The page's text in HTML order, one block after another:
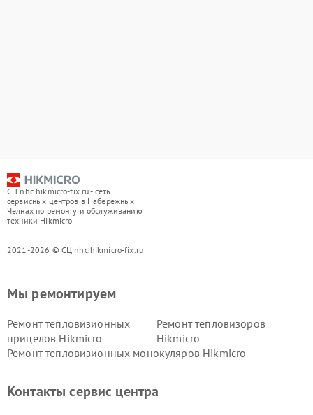
СЦ nhc.hikmicro-fix.ru - сеть
сервисных центров в Набережных
Челнах по ремонту и обслуживанию
техники Hikmicro
2021-2026 © СЦ nhc.hikmicro-fix.ru
Мы ремонтируем
Ремонт тепловизионных
прицелов Hikmicro
Ремонт тепловизоров
Hikmicro
Ремонт тепловизионных монокуляров Hikmicro
Контакты сервис центра